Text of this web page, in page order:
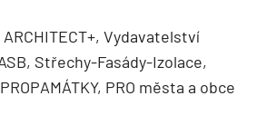
Vydavatelství
Střechy-Fasády-Izolace,
PRO města a obce